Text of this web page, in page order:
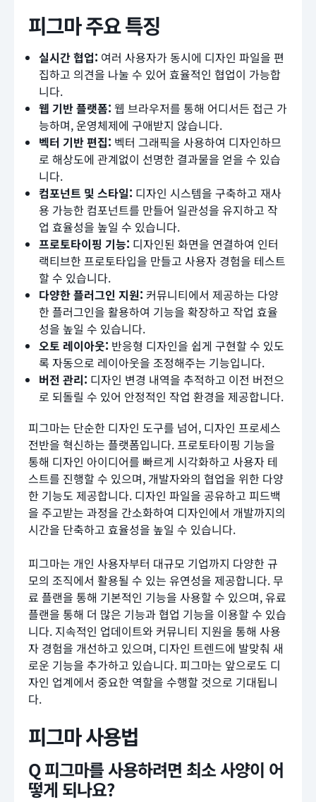
피그마 주요 특징
실시간 협업: 여러 사용자가 동시에 디자인 파일을 편
집하고 의견을 나눌 수 있어 효율적인 협업이 가능합
니다.
웹 기반 플랫폼: 웹 브라우저를 통해 어디서든 접근 가
능하며, 운영체제에 구애받지 않습니다.
벡터 기반 편집: 벡터 그래픽을 사용하여 디자인하므
로 해상도에 관계없이 선명한 결과물을 얻을 수 있습
니다.
컴포넌트 및 스타일: 디자인 시스템을 구축하고 재사
용 가능한 컴포넌트를 만들어 일관성을 유지하고 작
업 효율성을 높일 수 있습니다.
프로토타이핑 기능: 디자인된 화면을 연결하여 인터
랙티브한 프로토타입을 만들고 사용자 경험을 테스트
할 수 있습니다.
다양한 플러그인 지원: 커뮤니티에서 제공하는 다양
한 플러그인을 활용하여 기능을 확장하고 작업 효율
성을 높일 수 있습니다.
오토 레이아웃: 반응형 디자인을 쉽게 구현할 수 있도
록 자동으로 레이아웃을 조정해주는 기능입니다.
버전 관리: 디자인 변경 내역을 추적하고 이전 버전으
로 되돌릴 수 있어 안정적인 작업 환경을 제공합니다.
피그마는 단순한 디자인 도구를 넘어, 디자인 프로세스
전반을 혁신하는 플랫폼입니다. 프로토타이핑 기능을
통해 디자인 아이디어를 빠르게 시각화하고 사용자 테
스트를 진행할 수 있으며, 개발자와의 협업을 위한 다양
한 기능도 제공합니다. 디자인 파일을 공유하고 피드백
을 주고받는 과정을 간소화하여 디자인에서 개발까지의
시간을 단축하고 효율성을 높일 수 있습니다.
피그마는 개인 사용자부터 대규모 기업까지 다양한 규
모의 조직에서 활용될 수 있는 유연성을 제공합니다. 무
료 플랜을 통해 기본적인 기능을 사용할 수 있으며, 유료
플랜을 통해 더 많은 기능과 협업 기능을 이용할 수 있습
니다. 지속적인 업데이트와 커뮤니티 지원을 통해 사용
자 경험을 개선하고 있으며, 디자인 트렌드에 발맞춰 새
로운 기능을 추가하고 있습니다. 피그마는 앞으로도 디
자인 업계에서 중요한 역할을 수행할 것으로 기대됩니
다.
피그마 사용법
Q 피그마를 사용하려면 최소 사양이 어
떻게 되나요?